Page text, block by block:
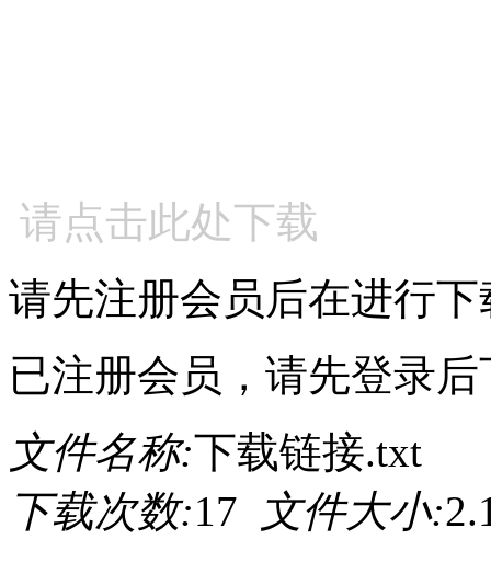
请点击此处下载
请先注册会员后在进行下
已注册会员，请先登录后
文件名称:下载链接.txt
下载次数:17 文件大小: